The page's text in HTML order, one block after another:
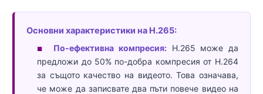
Основни характеристики на H.265:
■ По-ефективна компресия: H.265 може да
предложи до 50% по-добра компресия от H.264
за същото качество на видеото. Това означава,
че може да записвате два пъти повече видео на